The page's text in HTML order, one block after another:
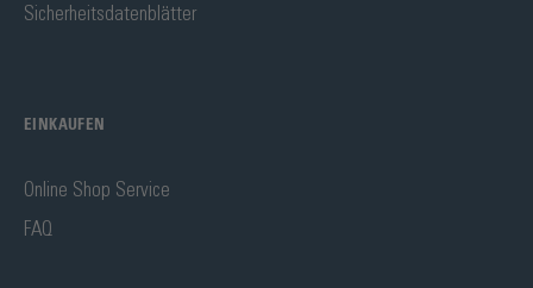
Sicherheitsdatenblätter
EINKAUFEN
Online Shop Service
FAQ